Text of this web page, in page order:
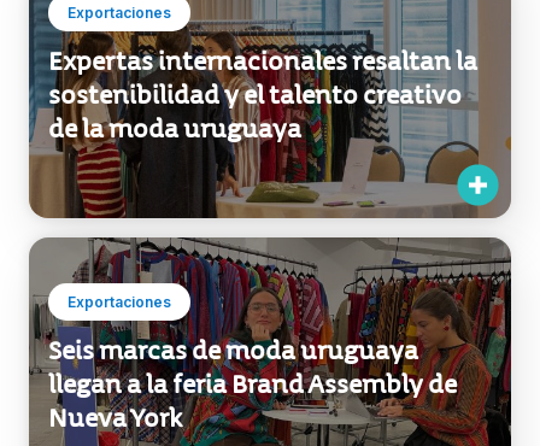
Exportaciones
Expertas internacionales resaltan la
sostenibilidad y el talento creativo
de la moda uruguaya